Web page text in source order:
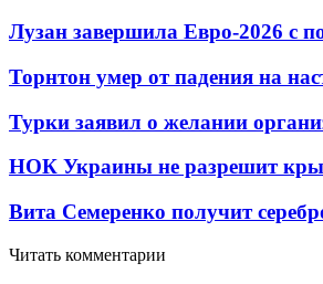
Лузан завершила Евро-2026 с
Торнтон умер от падения на
Турки заявил о желании
НОК Украины не разрешит
Вита Семеренко получит
Читать комментарии